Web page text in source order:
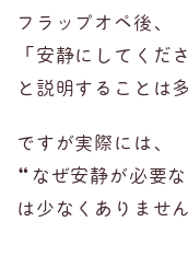
フラップオペ後、
「安静にしてくだ
と説明することは
ですが実際には、
“ なぜ安静が必要
は少なくありません